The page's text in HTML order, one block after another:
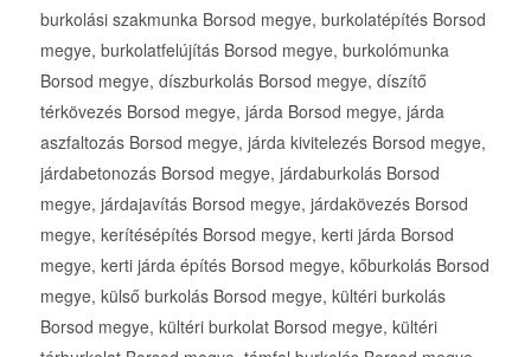
burkolási szakmunka Borsod megye, burkolatépítés Borsod
megye, burkolatfelújítás Borsod megye, burkolómunka
Borsod megye, díszburkolás Borsod megye, díszítő
térkövezés Borsod megye, járda Borsod megye, járda
aszfaltozás Borsod megye, járda kivitelezés Borsod megye,
járdabetonozás Borsod megye, járdaburkolás Borsod
megye, járdajavítás Borsod megye, járdakövezés Borsod
megye, kerítésépítés Borsod megye, kerti járda Borsod
megye, kerti járda építés Borsod megye, kőburkolás Borsod
megye, külső burkolás Borsod megye, kültéri burkolás
Borsod megye, kültéri burkolat Borsod megye, kültéri